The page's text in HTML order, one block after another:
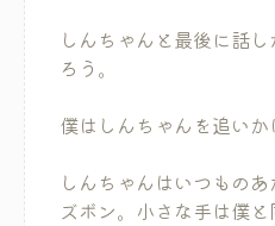
しんちゃんと最後に話
ろう。
僕はしんちゃんを追いか
しんちゃんはいつもの
ズボン。小さな手は僕と